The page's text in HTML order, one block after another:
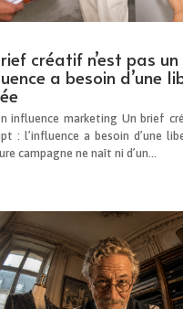
créatif n’est pas
a besoin d’une
influence marketing Un brief
: l’influence a besoin d’une
campagne ne naît ni d’un...